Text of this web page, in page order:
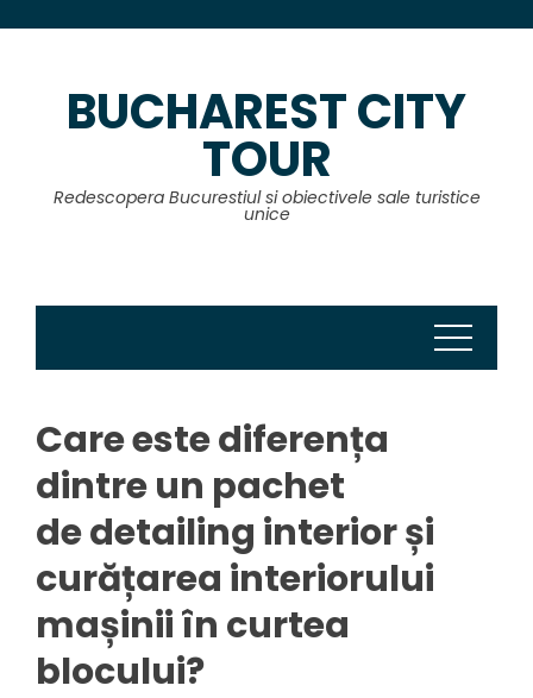
BUCHAREST CITY
TOUR
Redescopera Bucurestiul si obiectivele sale turistice
unice
Care este diferența
dintre un pachet
de detailing interior și
curățarea interiorului
mașinii în curtea
blocului?